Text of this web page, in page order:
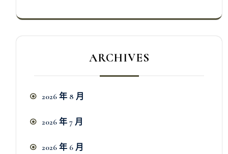
ARCHIVES
2026 年 8 月
2026 年 7 月
2026 年 6 月